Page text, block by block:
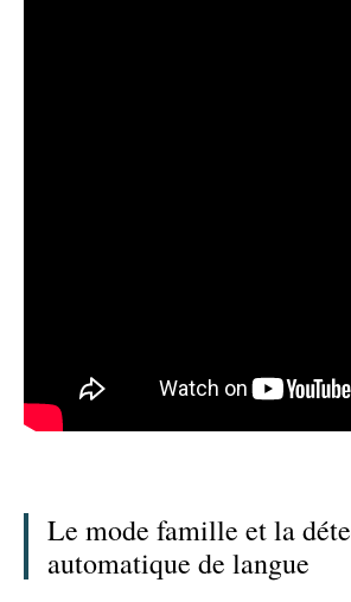
Le mode famille et la
automatique de langue